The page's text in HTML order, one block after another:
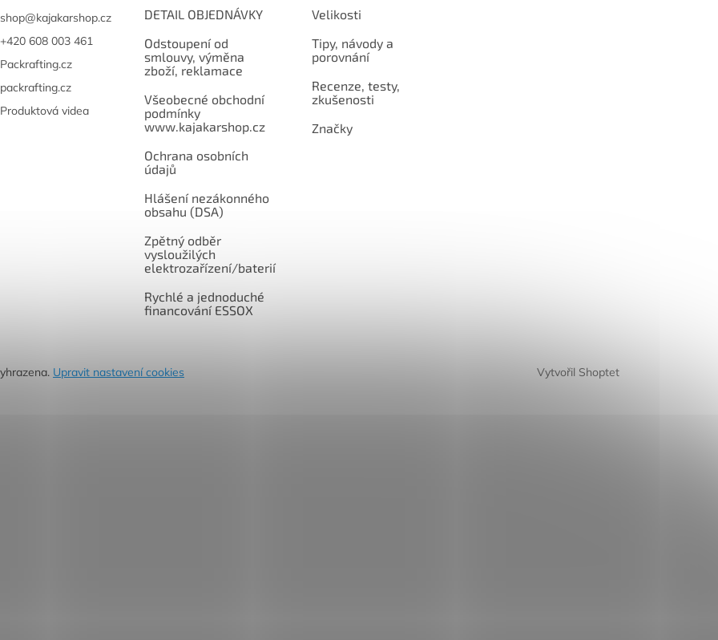
shop@kajakarshop.cz
+420 608 003 461
Packrafting.cz
packrafting.cz
Produktová videa
DETAIL OBJEDNÁVKY
Odstoupení od
smlouvy, výměna
zboží, reklamace
Všeobecné obchodní
podmínky
www.kajakarshop.cz
Ochrana osobních
údajů
Hlášení nezákonného
obsahu (DSA)
Zpětný odběr
vysloužilých
elektrozařízení/baterií
Rychlé a jednoduché
financování ESSOX
Velikosti
Tipy, návody a
porovnání
Recenze, testy,
zkušenosti
Značky
Vytvořil Shoptet
Upravit nastavení cookies